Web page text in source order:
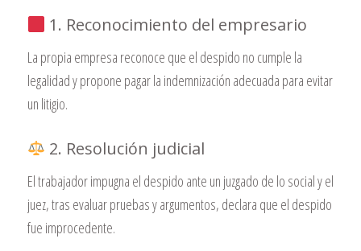
1. Reconocimiento del empresario
La propia empresa reconoce que el despido no cumple la
legalidad y propone pagar la indemnización adecuada para evitar
un litigio.
2. Resolución judicial
El trabajador impugna el despido ante un juzgado de lo social y el
juez, tras evaluar pruebas y argumentos, declara que el despido
fue improcedente.